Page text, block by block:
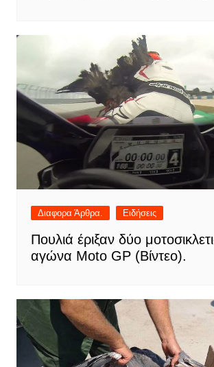
Διαφορα Άρθρα. Ειδήσεις
Πουλιά έριξαν δύο
αγώνα Moto GP (Βίντεο).